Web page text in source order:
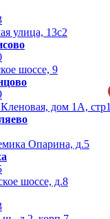
улица, 13с2
шоссе, 9
дом 1А, стр1
Опарина, д.5
шоссе, д.8